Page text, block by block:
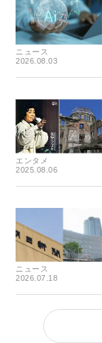
ニュース
2026.08.03
エンタメ
2025.08.06
ニュース
2026.07.18